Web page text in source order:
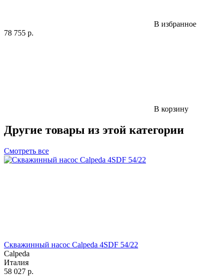
В избранное
78 755 р.
В корзину
Другие товары из этой категории
Смотреть все
Скважинный насос Calpeda 4SDF 54/22
Calpeda
Италия
58 027 р.